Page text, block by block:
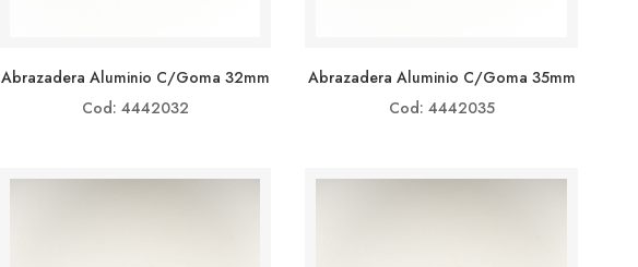
Abrazadera Aluminio C/goma 32mm
Cod: 4442032
Abrazadera Aluminio C/goma 35mm
Cod: 4442035